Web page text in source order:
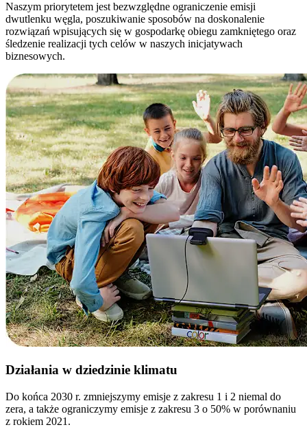
Naszym priorytetem jest bezwzględne ograniczenie emisji
dwutlenku węgla, poszukiwanie sposobów na doskonalenie
rozwiązań wpisujących się w gospodarkę obiegu zamkniętego oraz
śledzenie realizacji tych celów w naszych inicjatywach
biznesowych.
Działania w dziedzinie klimatu
Do końca 2030 r. zmniejszymy emisje z zakresu 1 i 2 niemal do
zera, a także ograniczymy emisje z zakresu 3 o 50% w porównaniu
z rokiem 2021.